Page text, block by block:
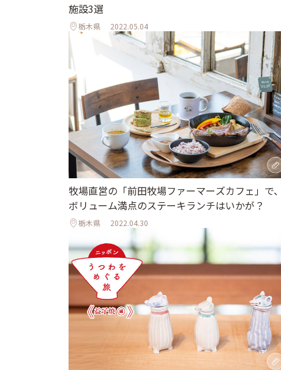
施設3選
栃木県 2022.05.04
牧場直営の「前田牧場ファーマーズカフェ」で、
ボリューム満点のステーキランチはいかが？
栃木県 2022.04.30